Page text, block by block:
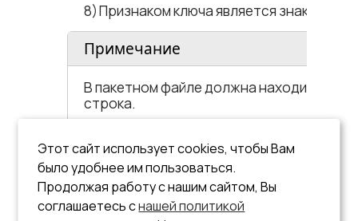
Признаком ключа является знак минус
Примечание
В пакетном файле должна находиться
строка.
Целевой БД для утилиты является
установленная на том компьютере, где
Для работы с другой локальной БД или
использовать ключ
.
Этот сайт использует cookies, чтобы Вам
было удобнее им пользоваться.
Продолжая работу с нашим сайтом, Вы
соглашаетесь снашей политикой